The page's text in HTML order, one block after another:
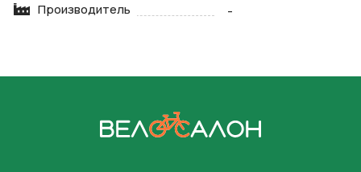
Производитель -